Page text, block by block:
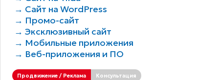
→ Сайт на WordPress
→ Промо-сайт
→ Эксклюзивный сайт
→ Мобильные приложения
→ Веб-приложения и ПО
Продвижение / Реклама Консультация